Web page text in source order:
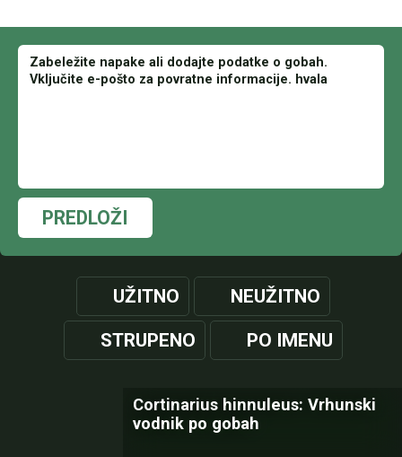
PREDLOŽI
UŽITNO NEUŽITNO
STRUPENO PO IMENU
Cortinarius hinnuleus: Vrhunski
vodnik po gobah